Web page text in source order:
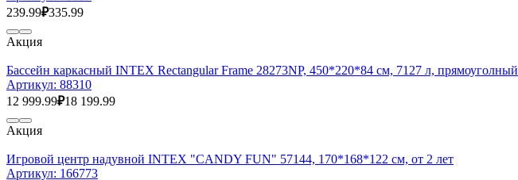
239.99₽335.99
Акция
Бассейн каркасный INTEX Rectangular Frame 28273NP, 450*220*84 см, 7127 л, прямоуголный
Артикул: 88310
12 999.99₽18 199.99
Акция
Игровой центр надувной INTEX "CANDY FUN" 57144, 170*168*122 см, от 2 лет
Артикул: 166773